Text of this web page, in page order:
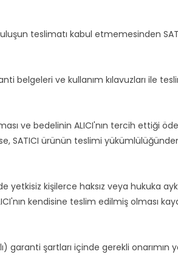
teslimatı kabul etmemesinden
belgeleri ve kullanım kılavuzları ile
ve bedelinin ALICI'nın tercih ettiği
SATICI ürünün teslimi
yetkisiz kişilerce haksız veya hukuka
kendisine teslim edilmiş olması
garanti şartları içinde gerekli onarımın